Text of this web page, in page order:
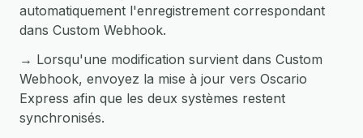
automatiquement l'enregistrement correspondant
dans Custom Webhook.
→ Lorsqu'une modification survient dans Custom
Webhook, envoyez la mise à jour vers Oscario
Express afin que les deux systèmes restent
synchronisés.